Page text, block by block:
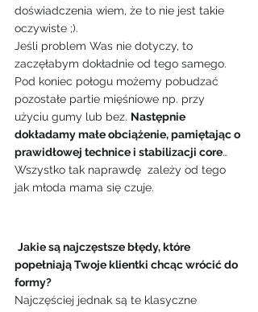
doświadczenia wiem, że to nie jest takie
oczywiste ;).
Jeśli problem Was nie dotyczy, to
zaczęłabym dokładnie od tego samego.
Pod koniec połogu możemy pobudzać
pozostałe partie mięśniowe np. przy
użyciu gumy lub bez. Następnie
dokładamy małe obciążenie, pamiętając o
prawidłowej technice i stabilizacji core…
Wszystko tak naprawdę  zależy od tego
jak młoda mama się czuje.
Jakie są najczęstsze błędy, które
popełniają Twoje klientki chcąc wrócić do
formy?
Najczęściej jednak są te klasyczne